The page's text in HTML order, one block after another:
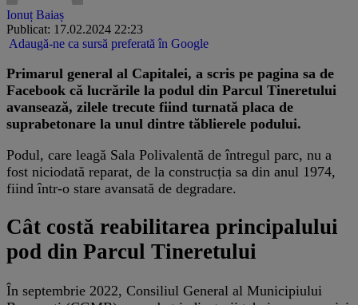
Ionuț Baiaș
Publicat: 17.02.2024 22:23
Adaugă-ne ca sursă preferată în Google
Primarul general al Capitalei, a scris pe pagina sa de
Facebook că lucrările la podul din Parcul Tineretului
avansează, zilele trecute fiind turnată placa de
suprabetonare la unul dintre tăblierele podului.
Podul, care leagă Sala Polivalentă de întregul parc, nu a
fost niciodată reparat, de la construcția sa din anul 1974,
fiind într-o stare avansată de degradare.
Cât costă reabilitarea principalului
pod din Parcul Tineretului
În septembrie 2022, Consiliul General al Municipiului